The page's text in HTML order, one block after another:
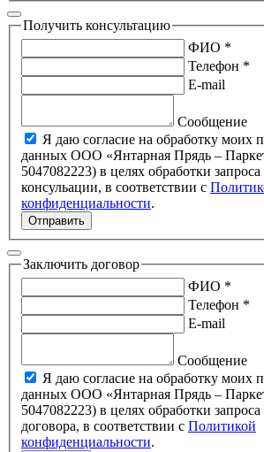
Получить консультацию
ФИО *
Телефон *
E-mail
Сообщение
Я даю согласие на обработку моих
данных ООО «Янтарная Прядь –
5047082223) в целях обработки запроса и полченя
консульации, в соответствии с
конфиденциальности.
Отправить
Заключить договор
ФИО *
Телефон *
E-mail
Сообщение
Я даю согласие на обработку моих
данных ООО «Янтарная Прядь –
5047082223) в целях обработки запроса и заключение
договора, в соответствии с Политикой
конфиденциальности.